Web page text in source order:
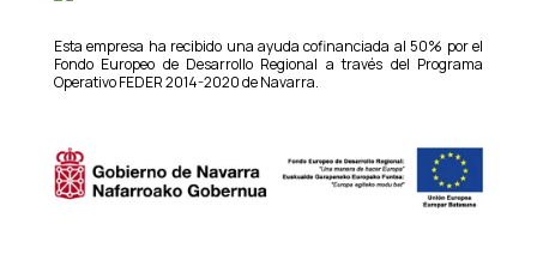
Esta empresa ha recibido una ayuda cofinanciada al 50% por el
Fondo Europeo de Desarrollo Regional a través del Programa
Operativo FEDER 2014-2020 de Navarra.